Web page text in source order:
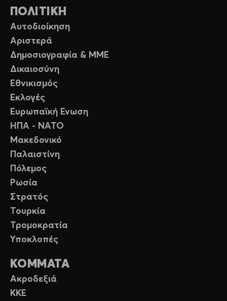
ΠΟΛΙΤΙΚΗ
Αυτοδιοίκηση
Αριστερά
Δημοσιογραφία & ΜΜΕ
Δικαιοσύνη
Εθνικισμός
Εκλογές
Ευρωπαϊκή Ενωση
ΗΠΑ - ΝΑΤΟ
Μακεδονικό
Παλαιστίνη
Πόλεμος
Ρωσία
Στρατός
Τουρκία
Τρομοκρατία
Υποκλοπές
ΚΟΜΜΑΤΑ
Ακροδεξιά
ΚΚΕ